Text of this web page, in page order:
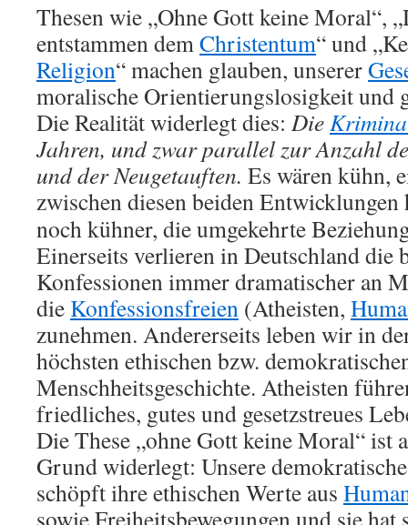
Thesen wie „Ohne Gott keine Moral“,
entstammen demChristentum“ und
Religion“ machen glauben, unserer
moralische Orientierungslosigkeit und
Die Realität widerlegt dies: Die
Jahren, und zwar parallel zur Anzahl
und der Neugetauften. Es wären kühn,
zwischen diesen beiden
noch kühner, die umgekehrte
Einerseits verlieren in Deutschland die
Konfessionen immer dramatischer an
die Konfessionsfreien (Atheisten,
zunehmen. Andererseits leben wir in
höchsten ethischen bzw.
Menschheitsgeschichte. Atheisten
friedliches, gutes und gesetzstreues
Die These „ohne Gott keine Moral“ ist
Grund widerlegt: Unsere
schöpft ihre ethischen Werte aus
sowie Freiheitsbewegungen und sie hat